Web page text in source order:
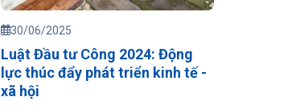
30/06/2025
Luật Đầu tư Công 2024: Động
lực thúc đẩy phát triển kinh tế -
xã hội